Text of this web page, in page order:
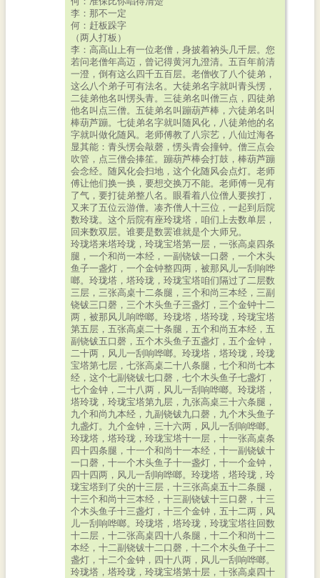
李：那不一定
何：赶板跺字
（两人打板）
李：高高山上有一位老僧，身披着衲头几千层。您
若问老僧年高迈，曾记得黄河九澄清。五百年前清
一澄，倒有这么四千五百层。老僧收了八个徒弟，
这么八个弟子可有法名。大徒弟名字就叫青头愣，
二徒弟他名叫愣头青。三徒弟名叫僧三点，四徒弟
他名叫点三僧。五徒弟名叫蹦葫芦棒，六徒弟名叫
棒葫芦蹦。七徒弟名字就叫随风化，八徒弟他的名
字就叫做化随风。老师傅教了八宗艺，八仙过海各
显其能：青头愣会敲磬，愣头青会撞钟。僧三点会
吹管，点三僧会捧笙。蹦葫芦棒会打鼓，棒葫芦蹦
会念经。随风化会扫地，这个化随风会点灯。老师
傅让他们换一换，要想交换万不能。老师傅一见有
了气，要打徒弟整八名。眼看着八位僧人要挨打，
又来了五位云游僧。凑齐僧人十三位，一起到后院
数玲珑。这个后院有座玲珑塔，咱们上去数单层，
回来数双层。谁要是数罢谁就是个大师兄。
玲珑塔来塔玲珑，玲珑宝塔第一层，一张高桌四条
腿，一个和尚一本经，一副铙钹一口磬，一个木头
鱼子一盏灯，一个金钟整四两，被那风儿一刮响哗
啷。玲珑塔，塔玲珑，玲珑宝塔咱们隔过了二层数
三层，三张高桌十二条腿，三个和尚三本经，三副
铙钹三口磬，三个木头鱼子三盏灯，三个金钟十二
两，被那风儿响哗啷。玲珑塔，塔玲珑，玲珑宝塔
第五层，五张高桌二十条腿，五个和尚五本经，五
副铙钹五口磬，五个木头鱼子五盏灯，五个金钟，
二十两，风儿一刮响哗啷。玲珑塔，塔玲珑，玲珑
宝塔第七层，七张高桌二十八条腿，七个和尚七本
经，这个七副铙钹七口磬，七个木头鱼子七盏灯，
七个金钟，二十八两，风儿一刮响哗啷。玲珑塔，
塔玲珑，玲珑宝塔第九层，九张高桌三十六条腿，
九个和尚九本经，九副铙钹九口磬，九个木头鱼子
九盏灯。九个金钟，三十六两，风儿一刮响哗啷。
玲珑塔，塔玲珑，玲珑宝塔十一层，十一张高桌条
四十四条腿，十一个和尚十一本经，十一副铙钹十
一口磬，十一个木头鱼子十一盏灯，十一个金钟，
四十四两，风儿一刮响哗啷。玲珑塔，塔玲珑，玲
珑宝塔到了尖的十三层，十三张高桌五十二条腿，
十三个和尚十三本经，十三副铙钹十三口磬，十三
个木头鱼子十三盏灯，十三个金钟，五十二两，风
儿一刮响哗啷。玲珑塔，塔玲珑，玲珑宝塔往回数
十二层，十二张高桌四十八条腿，十二个和尚十二
本经，十二副铙钹十二口磬，十二个木头鱼子十二
盏灯，十二个金钟，四十八两，风儿一刮响哗啷。
玲珑塔，塔玲珑，玲珑宝塔第十层，十张高桌四十